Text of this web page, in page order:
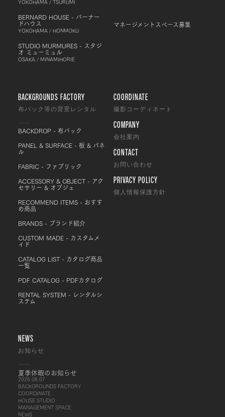
YOKOHAMA / TSURUMI
BERNARD HOUSE - バーナー
ドハウス
YOKOHAMA / HONMOKU
STUDIO MURMURES - スタジ
オ ミューミュル
OSAKA / MINAMIHORIE
マネージメントスペース募集
BACKGROUNDS FACTORY
布バック等の背景レンタル
BACKDROP - 布バック
PANEL & SURFACE - 板 & パネ
ル
FABRIC - ファブリック
ACCESSORY & OBJECT - アク
セサリー & オブジェ
RECOMMEND ITEMS - おすす
め商品
BRANDS - ブランド紹介
CUSTOM MADE - カスタムメ
イド
CATALOG LIST - カタログ商品
一覧
PDF CATALOG - PDFカタログ
RENTAL SYSTEM - レンタルシ
ステム
COORDINATE
撮影コーディネート
COMPANY
会社案内
CONTACT
お問い合わせ
PRIVACY POLICY
個人情報保護方針
NEWS
お知らせ
夏季休暇のお知らせ
2026.08.07
BACKGROUNDS FACTORY
COORDINATE
HOUSE STUDIO
MANAGEMENT SPACE
NEWS